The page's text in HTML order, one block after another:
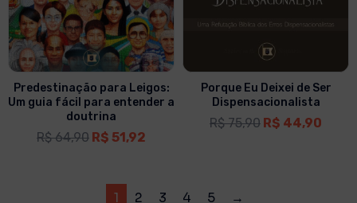
Predestinação para Leigos:
Um guia fácil para entender a
doutrina
R$64,90 R$ 51,92
Porque Eu Deixei de Ser
Dispensacionalista
R$75,90 R$ 44,90
1 2 3 4 5 →